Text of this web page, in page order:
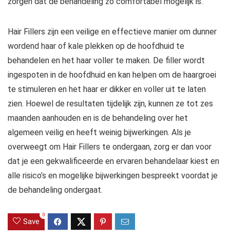
Hair Fillers zijn een veilige en effectieve manier om dunner
wordend haar of kale plekken op de hoofdhuid te
behandelen en het haar voller te maken. De filler wordt
ingespoten in de hoofdhuid en kan helpen om de haargroei
te stimuleren en het haar er dikker en voller uit te laten
zien. Hoewel de resultaten tijdelijk zijn, kunnen ze tot zes
maanden aanhouden en is de behandeling over het
algemeen veilig en heeft weinig bijwerkingen. Als je
overweegt om Hair Fillers te ondergaan, zorg er dan voor
dat je een gekwalificeerde en ervaren behandelaar kiest en
alle risico’s en mogelijke bijwerkingen bespreekt voordat je
de behandeling ondergaat.
Save
0